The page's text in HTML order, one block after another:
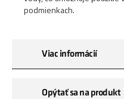
podmienkach.
Viac informácií
Opýtať sa na produkt